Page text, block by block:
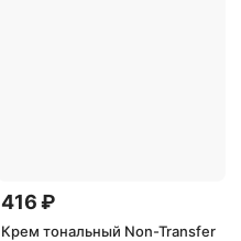
416 ₽
Крем тональный Non-Transfer